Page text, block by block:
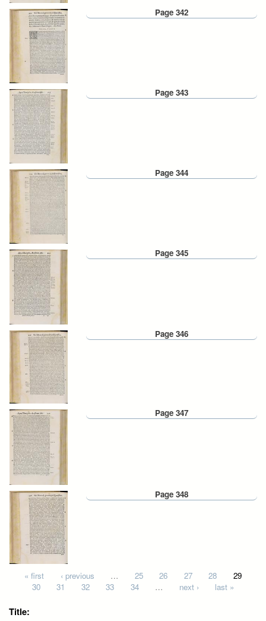
Page 342
Page 343
Page 344
Page 345
Page 346
Page 347
Page 348
Pages
« first ‹ previous … 25 26 27 28
29
30
31 32 33 34 … next › last »
Title: